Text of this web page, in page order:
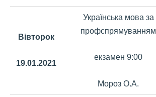
Вівторок
19.01.2021
Українська мова за
профспрямуванням
екзамен 9:00
Мороз О.А.